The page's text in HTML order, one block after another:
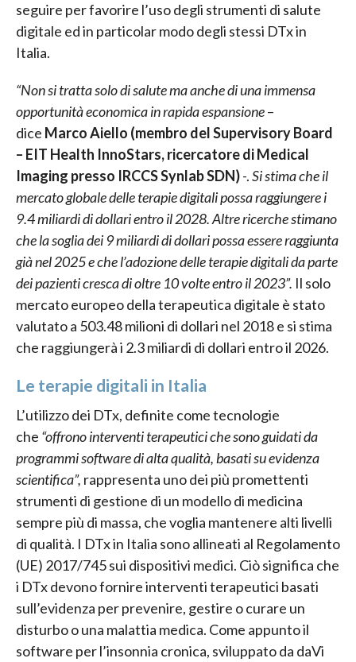
seguire per favorire l’uso degli strumenti di salute
digitale ed in particolar modo degli stessi DTx in
Italia.
“Non si tratta solo di salute ma anche di una immensa
opportunità economica in rapida espansione–
dice Marco Aiello (membro del Supervisory Board
– EIT Health InnoStars, ricercatore di Medical
Imaging presso IRCCS Synlab SDN)-.Si stima che il
mercato globale delle terapie digitali possa raggiungere i
9.4 miliardi di dollari entro il 2028. Altre ricerche stimano
che la soglia dei 9 miliardi di dollari possa essere raggiunta
già nel 2025 e che l’adozione delle terapie digitali da parte
dei pazienti cresca di oltre 10 volte entro il 2023”. Il solo
mercato europeo della terapeutica digitale è stato
valutato a 503.48 milioni di dollari nel 2018 e si stima
che raggiungerà i 2.3 miliardi di dollari entro il 2026.
Le terapie digitali in Italia
L’utilizzo dei DTx, definite come tecnologie
che “offrono interventi terapeutici che sono guidati da
programmi software di alta qualità, basati su evidenza
scientifica”, rappresenta uno dei più promettenti
strumenti di gestione di un modello di medicina
sempre più di massa, che voglia mantenere alti livelli
di qualità. I DTx in Italia sono allineati al Regolamento
(UE) 2017/745 sui dispositivi medici. Ciò significa che
i DTx devono fornire interventi terapeutici basati
sull’evidenza per prevenire, gestire o curare un
disturbo o una malattia medica. Come appunto il
software per l’insonnia cronica, sviluppato da daVi